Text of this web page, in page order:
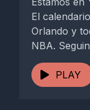
El
Orlando y
NBA.
PLAY